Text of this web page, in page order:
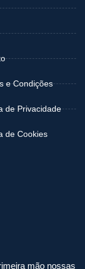
e Condições
de Privacidade
de Cookies
mão nossas